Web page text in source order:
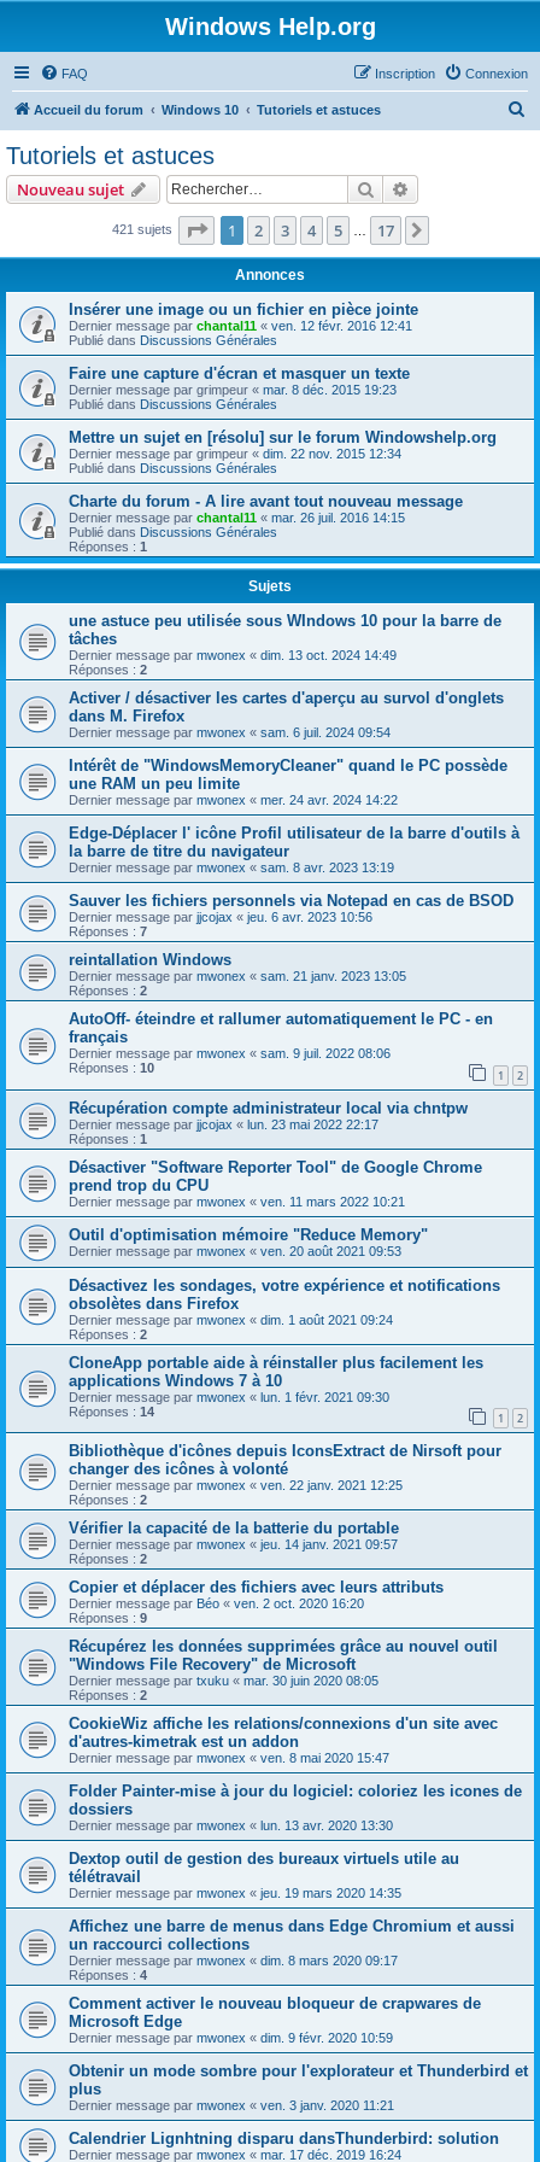
Windows Help.org
FAQ Connexion
Inscription
Accueil du forum Windows 10 Tutoriels et astuces
Tutoriels et astuces
Nouveau sujet Rechercher
421 sujets Page 1sur17
1 2 3 4 5 17
Annonces
Insérer une image ou un fichier en pièce jointe
Dernier message par chantal11 « ven. 12 févr. 2016 12:41
Publié dans Discussions Générales
Faire une capture d'écran et masquer un texte
Dernier message par grimpeur « mar. 8 déc. 2015 19:23
Publié dans Discussions Générales
Mettre un sujet en [résolu] sur le forum Windowshelp.org
Dernier message par grimpeur « dim. 22 nov. 2015 12:34
Publié dans Discussions Générales
Charte du forum - A lire avant tout nouveau message
Dernier message par chantal11 « mar. 26 juil. 2016 14:15
Publié dans Discussions Générales
Réponses : 1
Sujets
une astuce peu utilisée sous WIndows 10 pour la barre de
tâches
Dernier message par mwonex « dim. 13 oct. 2024 14:49
Réponses : 2
Activer / désactiver les cartes d'aperçu au survol d'onglets
dans M. Firefox
Dernier message par mwonex « sam. 6 juil. 2024 09:54
Intérêt de "WindowsMemoryCleaner" quand le PC possède
une RAM un peu limite
Dernier message par mwonex « mer. 24 avr. 2024 14:22
Edge-Déplacer l' icône Profil utilisateur de la barre d'outils à
la barre de titre du navigateur
Dernier message par mwonex « sam. 8 avr. 2023 13:19
Sauver les fichiers personnels via Notepad en cas de BSOD
Dernier message par jjcojax « jeu. 6 avr. 2023 10:56
Réponses : 7
reintallation Windows
Dernier message par mwonex « sam. 21 janv. 2023 13:05
Réponses : 2
AutoOff- éteindre et rallumer automatiquement le PC - en
français
Dernier message par mwonex « sam. 9 juil. 2022 08:06
Réponses : 10 1 2
Récupération compte administrateur local via chntpw
Dernier message par jjcojax « lun. 23 mai 2022 22:17
Réponses : 1
Désactiver "Software Reporter Tool" de Google Chrome
prend trop du CPU
Dernier message par mwonex « ven. 11 mars 2022 10:21
Outil d'optimisation mémoire "Reduce Memory"
Dernier message par mwonex « ven. 20 août 2021 09:53
Désactivez les sondages, votre expérience et notifications
obsolètes dans Firefox
Dernier message par mwonex « dim. 1 août 2021 09:24
Réponses : 2
CloneApp portable aide à réinstaller plus facilement les
applications Windows 7 à 10
Dernier message par mwonex « lun. 1 févr. 2021 09:30
Réponses : 14 1 2
Bibliothèque d'icônes depuis IconsExtract de Nirsoft pour
changer des icônes à volonté
Dernier message par mwonex « ven. 22 janv. 2021 12:25
Réponses : 2
Vérifier la capacité de la batterie du portable
Dernier message par mwonex « jeu. 14 janv. 2021 09:57
Réponses : 2
Copier et déplacer des fichiers avec leurs attributs
Dernier message par Béo « ven. 2 oct. 2020 16:20
Réponses : 9
Récupérez les données supprimées grâce au nouvel outil
"Windows File Recovery" de Microsoft
Dernier message par txuku « mar. 30 juin 2020 08:05
Réponses : 2
CookieWiz affiche les relations/connexions d'un site avec
d'autres-kimetrak est un addon
Dernier message par mwonex « ven. 8 mai 2020 15:47
Folder Painter-mise à jour du logiciel: coloriez les icones de
dossiers
Dernier message par mwonex « lun. 13 avr. 2020 13:30
Dextop outil de gestion des bureaux virtuels utile au
télétravail
Dernier message par mwonex « jeu. 19 mars 2020 14:35
Affichez une barre de menus dans Edge Chromium et aussi
un raccourci collections
Dernier message par mwonex « dim. 8 mars 2020 09:17
Réponses : 4
Comment activer le nouveau bloqueur de crapwares de
Microsoft Edge
Dernier message par mwonex « dim. 9 févr. 2020 10:59
Obtenir un mode sombre pour l'explorateur et Thunderbird et
plus
Dernier message par mwonex « ven. 3 janv. 2020 11:21
Calendrier Lignhtning disparu dansThunderbird: solution
Dernier message par mwonex « mar. 17 déc. 2019 16:24